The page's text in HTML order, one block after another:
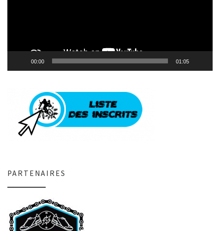
00:00 01:05
PARTENAIRES